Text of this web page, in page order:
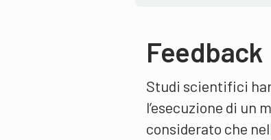
Feedback
Studi scientifici
l’esecuzione di un
considerato che